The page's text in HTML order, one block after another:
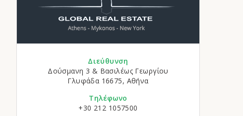
Διεύθυνση
Δούσμανη 3 & Βασιλέως Γεωργίου
Γλυφάδα 16675, Αθήνα
Τηλέφωνο
+30 212 1057500